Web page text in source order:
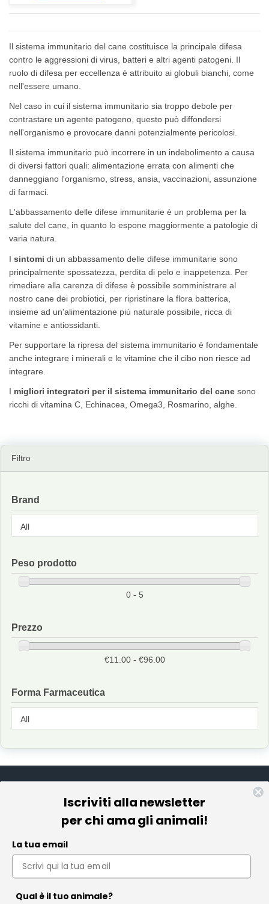
Il sistema immunitario del cane costituisce la principale difesa
contro le aggressioni di virus, batteri e altri agenti patogeni. Il
ruolo di difesa per eccellenza è attribuito ai globuli bianchi, come
nell'essere umano.
Nel caso in cui il sistema immunitario sia troppo debole per
contrastare un agente patogeno, questo può diffondersi
nell'organismo e provocare danni potenzialmente pericolosi.
Il sistema immunitario può incorrere in un indebolimento a causa
di diversi fattori quali: alimentazione errata con alimenti che
danneggiano l'organismo, stress, ansia, vaccinazioni, assunzione
di farmaci.
L'abbassamento delle difese immunitarie è un problema per la
salute del cane, in quanto lo espone maggiormente a patologie di
varia natura.
I sintomi di un abbassamento delle difese immunitarie sono
principalmente spossatezza, perdita di pelo e inappetenza. Per
rimediare alla carenza di difese è possibile somministrare al
nostro cane dei probiotici, per ripristinare la flora batterica,
insieme ad un'alimentazione più naturale possibile, ricca di
vitamine e antiossidanti.
Per supportare la ripresa del sistema immunitario è fondamentale
anche integrare i minerali e le vitamine che il cibo non riesce ad
integrare.
I migliori integratori per il sistema immunitario del cane sono
ricchi di vitamina C, Echinacea, Omega3, Rosmarino, alghe.
Filtro
Brand
Peso prodotto
0 - 5
Prezzo
€11.00 - €96.00
Forma Farmaceutica
Account
Contact us
Iscriviti alla newsletter
per chi ama gli animali!
La tua email
Qual è il tuo animale?